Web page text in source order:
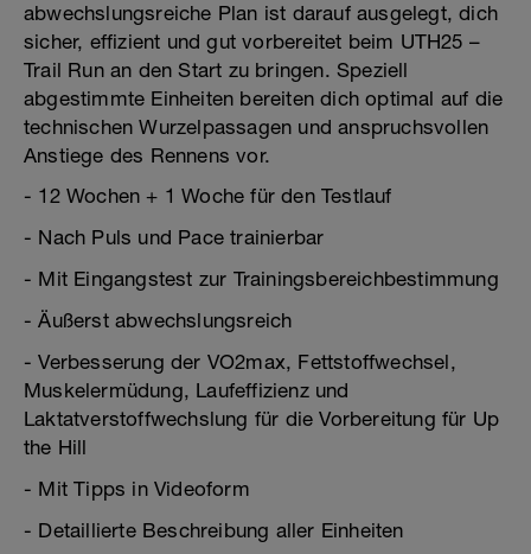
abwechslungsreiche Plan ist darauf ausgelegt, dich
sicher, effizient und gut vorbereitet beim UTH25 –
Trail Run an den Start zu bringen. Speziell
abgestimmte Einheiten bereiten dich optimal auf die
technischen Wurzelpassagen und anspruchsvollen
Anstiege des Rennens vor.
- 12 Wochen + 1 Woche für den Testlauf
- Nach Puls und Pace trainierbar
- Mit Eingangstest zur Trainingsbereichbestimmung
- Äußerst abwechslungsreich
- Verbesserung der VO2max, Fettstoffwechsel,
Muskelermüdung, Laufeffizienz und
Laktatverstoffwechslung für die Vorbereitung für Up
the Hill
- Mit Tipps in Videoform
- Detaillierte Beschreibung aller Einheiten